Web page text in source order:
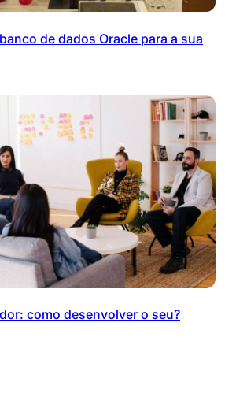
de dados Oracle para a sua
como desenvolver o seu?